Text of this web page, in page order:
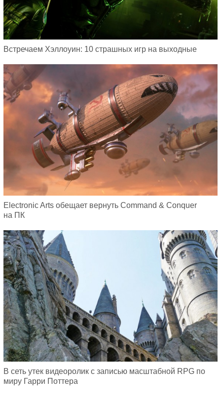
Встречаем Хэллоуин: 10 страшных игр на выходные
Electronic Arts обещает вернуть Command & Conquer
на ПК
В сеть утек видеоролик с записью масштабной RPG по
миру Гарри Поттера